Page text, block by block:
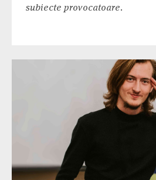
subiecte provocatoare.